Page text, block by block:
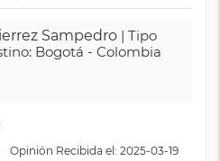
Sampedro | Tipo
Bogotá - Colombia
Opinión Recibida el: 2025-03-19